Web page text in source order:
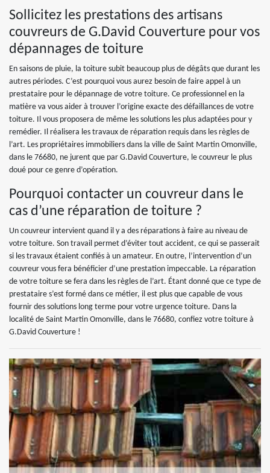
Sollicitez les prestations des artisans
couvreurs de G.David Couverture pour vos
dépannages de toiture
En saisons de pluie, la toiture subit beaucoup plus de dégâts que durant les
autres périodes. C’est pourquoi vous aurez besoin de faire appel à un
prestataire pour le dépannage de votre toiture. Ce professionnel en la
matière va vous aider à trouver l’origine exacte des défaillances de votre
toiture. Il vous proposera de même les solutions les plus adaptées pour y
remédier. Il réalisera les travaux de réparation requis dans les règles de
l’art. Les propriétaires immobiliers dans la ville de Saint Martin Omonville,
dans le 76680, ne jurent que par G.David Couverture, le couvreur le plus
doué pour ce genre d’opération.
Pourquoi contacter un couvreur dans le
cas d’une réparation de toiture ?
Un couvreur intervient quand il y a des réparations à faire au niveau de
votre toiture. Son travail permet d’éviter tout accident, ce qui se passerait
si les travaux étaient confiés à un amateur. En outre, l’intervention d’un
couvreur vous fera bénéficier d’une prestation impeccable. La réparation
de votre toiture se fera dans les règles de l’art. Étant donné que ce type de
prestataire s’est formé dans ce métier, il est plus que capable de vous
fournir des solutions long terme pour votre urgence toiture. Dans la
localité de Saint Martin Omonville, dans le 76680, confiez votre toiture à
G.David Couverture !